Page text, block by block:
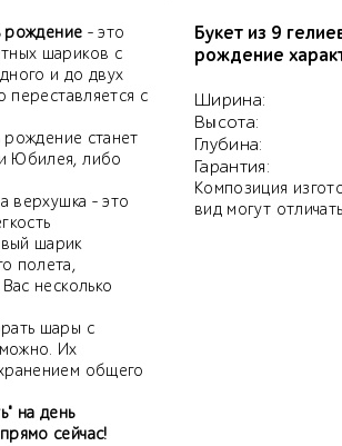
рождение - это
шариков с
и до двух
переставляется с
рождение станет
Юбилея, либо
верхушка - это
шарик
полета,
несколько
шары с
Их
общего
на день
сейчас!
Букет из 9
рождение
Ширина:
Высота:
Глубина:
Гарантия:
Композиция
вид могут